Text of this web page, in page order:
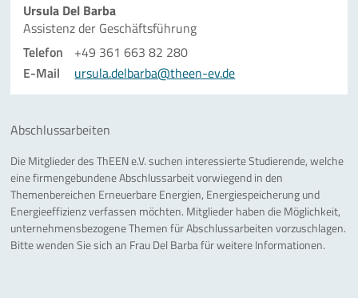
Ursula Del Barba
Assistenz der Geschäfts­führung
Telefon
+49 361 663 82 280
E-Mail
ursula.delbarba@theen-ev.de
Abschlussarbeiten
Die Mitglieder des ThEEN e.V. suchen interessierte Studierende, welche
eine firmengebundene Abschlussarbeit vorwiegend in den
Themenbereichen Erneuerbare Energien, Energiespeicherung und
Energieeffizienz verfassen möchten. Mitglieder haben die Möglichkeit,
unternehmensbezogene Themen für Abschlussarbeiten vorzuschlagen.
Bitte wenden Sie sich an Frau Del Barba für weitere Informationen.